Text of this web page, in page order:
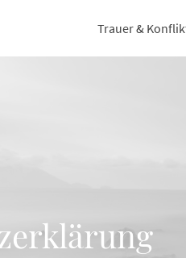
Trauer &